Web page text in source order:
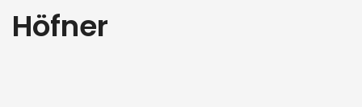
Höfner